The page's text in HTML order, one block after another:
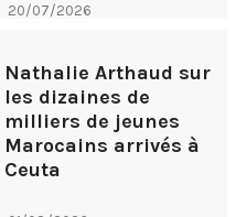
20/07/2026
Nathalie Arthaud sur
les dizaines de
milliers de jeunes
Marocains arrivés à
Ceuta